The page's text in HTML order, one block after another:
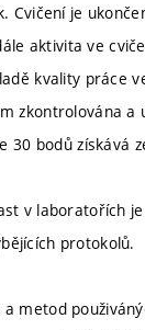
Cvičení je
aktivita ve
kvality práce
zkontrolována
30 bodů získává
v laboratořích
protokolů.
metod